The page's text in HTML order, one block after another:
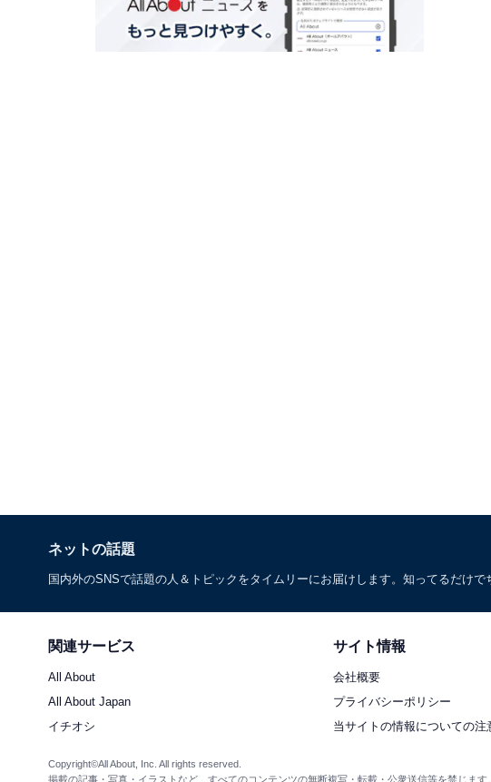
ネットの話題
国内外のSNSで話題の人＆トピックをタイムリーにお届けします。知ってるだけ
関連サービス
All About
All About Japan
イチオシ
サイト情報
会社概要
プライバシーポリシー
当サイトの情報についての注
Copyright©All About, Inc. All rights reserved.
掲載の記事・写真・イラストなど、すべてのコンテンツの無断複写・転載・公衆送信等を禁じます。